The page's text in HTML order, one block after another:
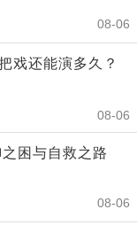
08-06
戏还能演多久？
08-06
困与自救之路
08-06